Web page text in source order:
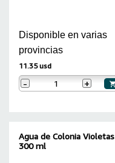
Disponible en varias
provincias
11.35 usd
- +
Agua de Colonia Violetas
300 ml